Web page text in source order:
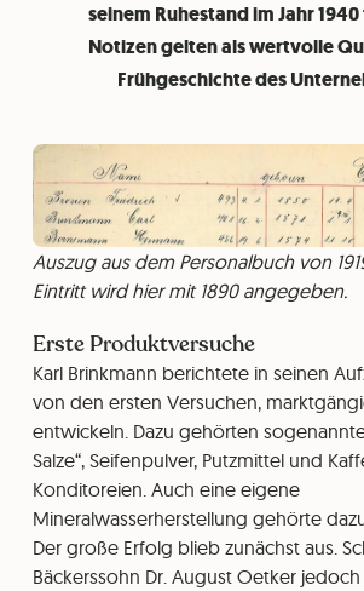
seinem Ruhestand im Jahr
Notizen gelten als wertvolle
Frühgeschichte des
Auszug aus dem Personalbuch von
Eintritt wird hier mit 1890 angegeben.
Erste Produktversuche
Karl Brinkmann berichtete in seinen
von den ersten Versuchen,
entwickeln. Dazu gehörten
Salze“, Seifenpulver, Putzmittel und
Konditoreien. Auch eine eigene
Mineralwasserherstellung gehörte
Der große Erfolg blieb zunächst aus.
Bäckerssohn Dr. August Oetker